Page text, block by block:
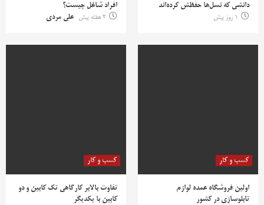
دانشی که نسل‌ها حفظش کرده‌اند
1 روز پیش
افراد شاغل چیست؟
2 هفته پیش
علی مردی
کسب و کار
اولین فروشگاه عمده لوازم
تابلوسازی در کشور
کسب و کار
تفاوت بالابر کارگاهی تک کابین و دو
کابین با یکدیگر